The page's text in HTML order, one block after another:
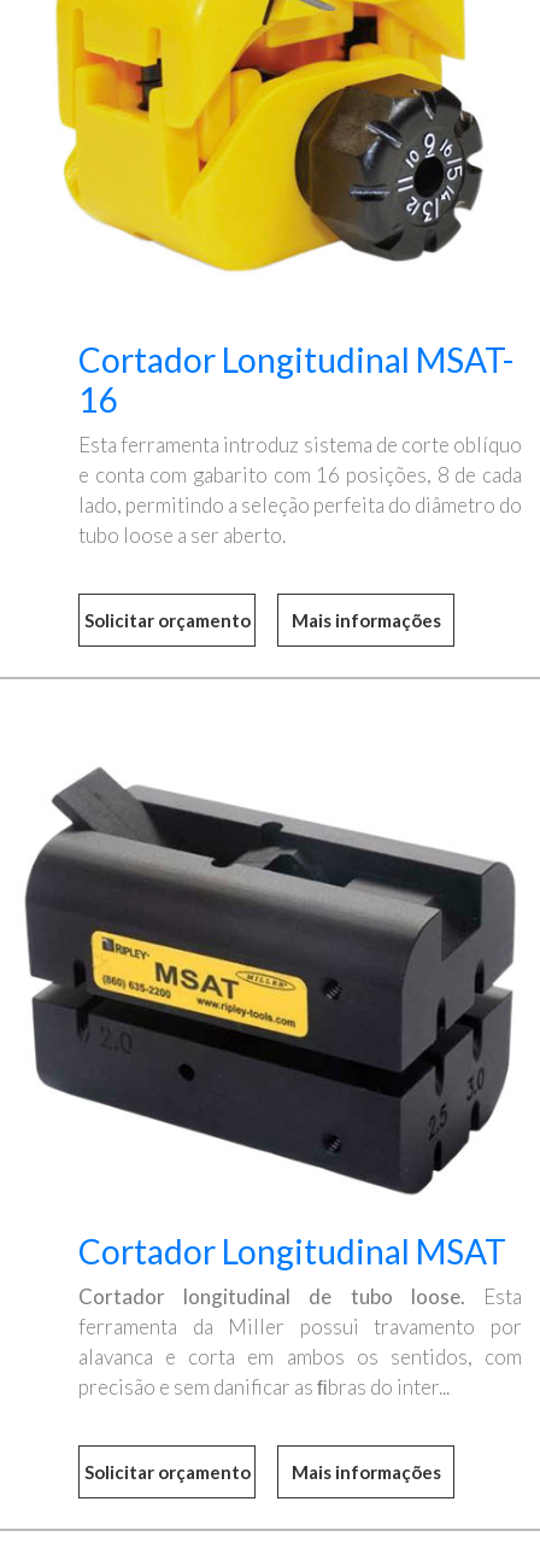
Cortador Longitudinal MSAT-
16
Esta ferramenta introduz sistema de corte oblíquo
e conta com gabarito com 16 posições, 8 de cada
lado, permitindo a seleção perfeita do diâmetro do
tubo loose a ser aberto.
Mais informações
Cortador Longitudinal MSAT
Cortador longitudinal de tubo loose. Esta
ferramenta da Miller possui travamento por
alavanca e corta em ambos os sentidos, com
precisão e sem danificar as ﬁbras do inter...
Mais informações